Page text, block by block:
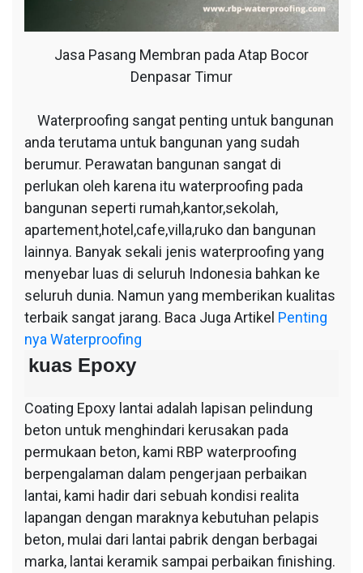
Jasa Pasang Membran pada Atap Bocor
Denpasar Timur
Waterproofing sangat penting untuk bangunan
anda terutama untuk bangunan yang sudah
berumur. Perawatan bangunan sangat di
perlukan oleh karena itu waterproofing pada
bangunan seperti rumah,kantor,sekolah,
apartement,hotel,cafe,villa,ruko dan bangunan
lainnya. Banyak sekali jenis waterproofing yang
menyebar luas di seluruh Indonesia bahkan ke
seluruh dunia. Namun yang memberikan kualitas
terbaik sangat jarang. Baca Juga Artikel Penting
nya Waterproofing
kuas Epoxy
Coating Epoxy lantai adalah lapisan pelindung
beton untuk menghindari kerusakan pada
permukaan beton, kami RBP waterproofing
berpengalaman dalam pengerjaan perbaikan
lantai, kami hadir dari sebuah kondisi realita
lapangan dengan maraknya kebutuhan pelapis
beton, mulai dari lantai pabrik dengan berbagai
marka, lantai keramik sampai perbaikan finishing.